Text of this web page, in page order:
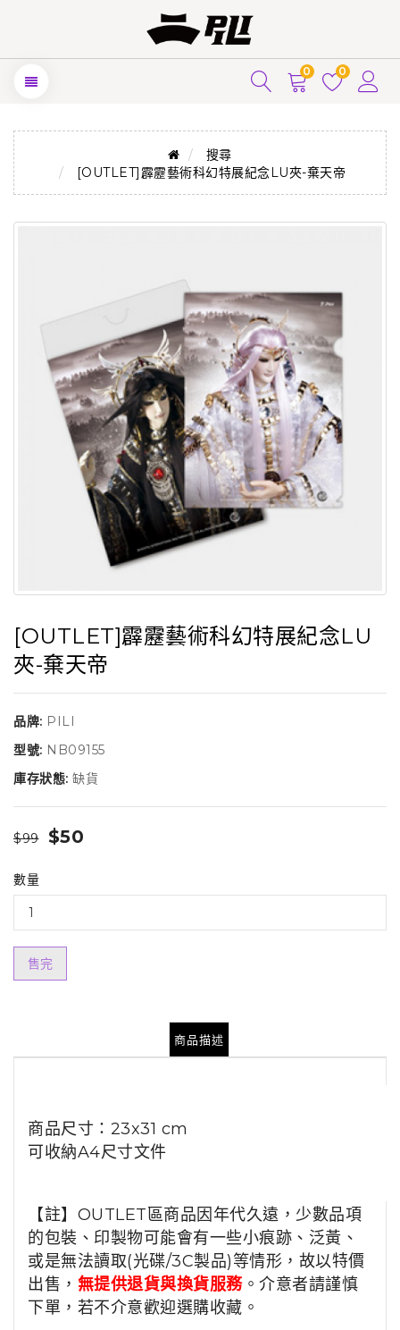
0 0
搜尋
[OUTLET]霹靂藝術科幻特展紀念LU夾-棄天帝
[OUTLET]霹靂藝術科幻特展紀念LU
夾-棄天帝
品牌: PILI
型號: NB09155
庫存狀態: 缺貨
$99 $50
數量
售完
商品描述
商品尺寸：23x31 cm
可收納A4尺寸文件
【註】OUTLET區商品因年代久遠，少數品項
的包裝、印製物可能會有一些小痕跡、泛黃、
或是無法讀取(光碟/3C製品)等情形，故以特價
出售， 無提供退貨與換貨服務。介意者請謹慎
下單，若不介意歡迎選購收藏。